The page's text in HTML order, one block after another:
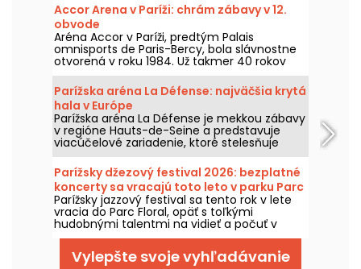
Accor Arena v Paríži: chrám zábavy v 12.
obvode
Aréna Accor v Paríži, predtým Palais
omnisports de Paris-Bercy, bola slávnostne
otvorená v roku 1984. Už takmer 40 rokov
toto slávne zábavné miesto v 12. parížskom
obvode teší oči a uši Parížanov
legendárnymi koncertmi, komediálnymi
predstaveniami a významnými športovými
podujatiami.
Parížska aréna La Défense: najväčšia krytá
hala v Európe
Parížska aréna La Défense je mekkou zábavy
v regióne Hauts-de-Seine a predstavuje
viacúčelové zariadenie, ktoré stelesňuje
dokonalé spojenie sveta hudby a športu.
Toto veľkolepé miesto, ktoré bolo
slávnostne otvorené v októbri 2017 v
Nanterre, je povinnou jazdou pre všetkých
fanúšikov koncertov a veľkých športových
podujatí v regióne.
Parížsky džezový festival 2026: bezplatné
koncerty sa vracajú toto leto v parku Parc
Floral, program
Parížsky jazzový festival sa tento rok v lete
vracia do Parc Floral, opäť s toľkými
hudobnými talentmi na vidieť a počuť v
idylickom prostredí. Tu je program
bezplatných koncertov, ktoré stojí za to
objaviť od 24. júna do 6. septembra 2026!
Vylepšte svoje vyhľadávanie